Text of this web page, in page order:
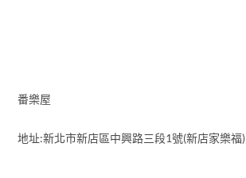
番樂屋
地址:新北市新店區中興路三段1號(新店家樂福)